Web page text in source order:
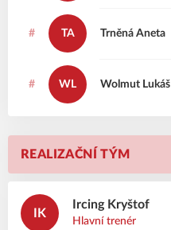
REALIZAČNÍ TÝM
IK
Kryštof
Ircing
Hlavní trenér
# TA Aneta
Trněná
# WL Lukáš
Wolmut